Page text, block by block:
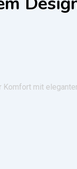
Komfort mit